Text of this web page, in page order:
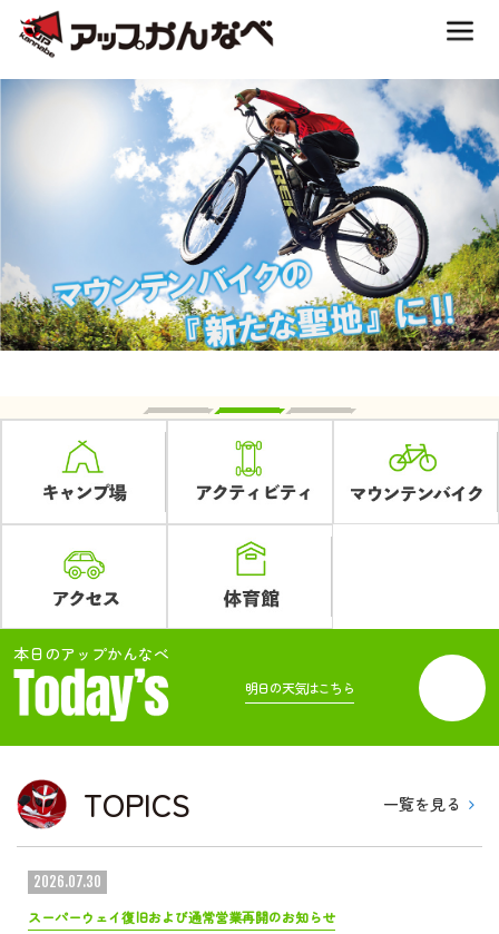
スーパーウェイ復旧およ
び通常営業再開のお知ら
せ|【公式】アップかんな
べ｜兵庫県豊岡市・関
西 アウトドア・キャン
プ場・熱気球・高原アク
ティビティ
夏のスキー場も「かなり遊べる」！
神鍋高原キャンプ場
神鍋高原アクティビティ
交通アクセス
神鍋高原体育館
ライブカメラ
本日のアップかんなべ
明日の天気はこちら
TOPICS 一覧を見る
2026.07.30
スーパーウェイ復旧および通常営業再開のお知らせ